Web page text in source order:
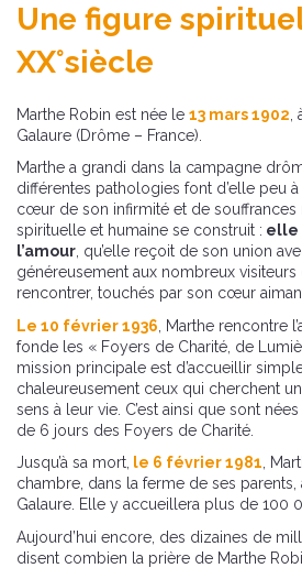
Une figure
XX°siècle
Marthe Robin est née le 13 mars 1902
Galaure (Drôme – France).
Marthe a grandi dans la campagne
différentes pathologies font d’elle peu à
cœur de son infirmité et de souffrances
spirituelle et humaine se construit : elle
l’amour, qu’elle reçoit de son union
généreusement aux nombreux visiteurs
rencontrer, touchés par son cœur
Le 10 février 1936 , Marthe rencontre
fonde les « Foyers de Charité, de
mission principale est d’accueillir
chaleureusement ceux qui cherchent
sens à leur vie. C’est ainsi que sont
de 6 jours des Foyers de Charité.
Jusqu’à sa mort, le 6 février 1981,
chambre, dans la ferme de ses parents,
Galaure. Elle y accueillera plus de 100
Aujourd’hui encore, des dizaines de
disent combien la prière de Marthe